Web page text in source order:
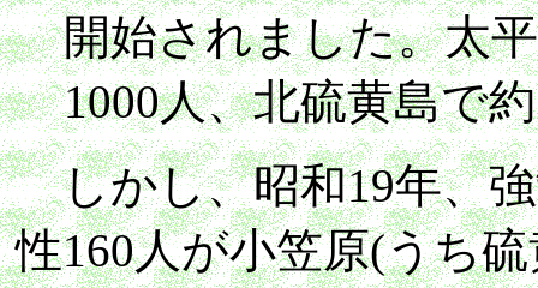
開始されました。太
1000人、北硫黄島で
しかし、昭和19年、強
性160人が小笠原(うち